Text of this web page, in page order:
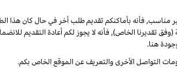
مناسب, فأنه بأماكنكم تقديم طلب أخر في حال كان
2) تم أنهاء حسابكم بسبب أي خرق أو مخالفة (وفق تقديرنا الخاص), فأنه لا يجوز لكم
هنا.
التواصل الأخرى والتعريف عن الموقع الخاص بكم.